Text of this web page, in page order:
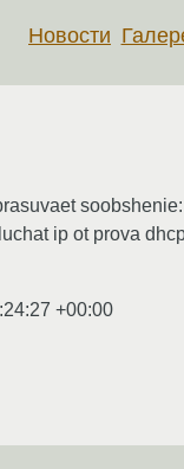
Новости
ip ot prova
+00:00